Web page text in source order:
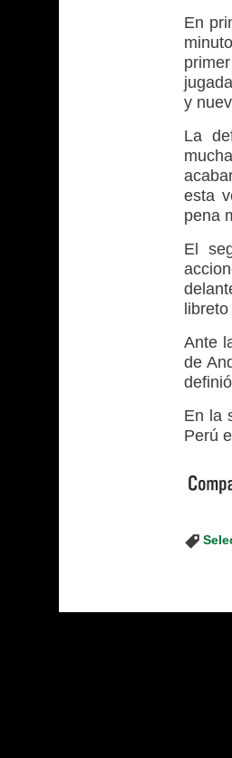
En
y
La
esta
pena
El
Ante
de
En la
Perú